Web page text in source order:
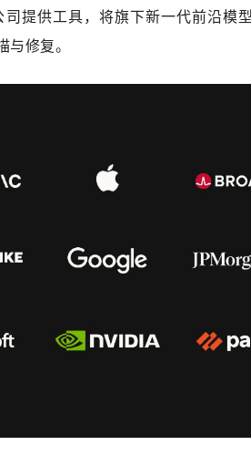
司提供工具，将旗下新一代前沿模
修复。